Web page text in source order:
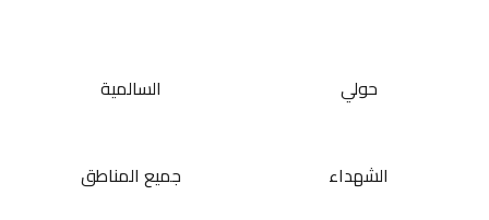
حولي السالمية
الشهداء جميع المناطق